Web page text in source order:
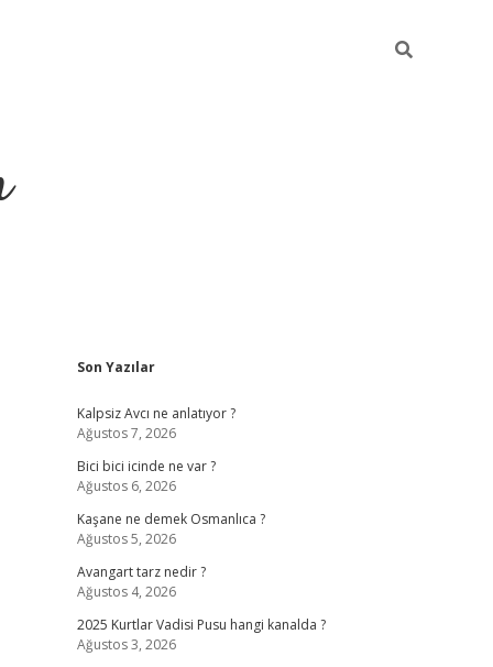
Sidebar
Son Yazılar
Kalpsiz Avcı ne anlatıyor ?
Ağustos 7, 2026
Bici bici icinde ne var ?
Ağustos 6, 2026
Kaşane ne demek Osmanlıca ?
Ağustos 5, 2026
Avangart tarz nedir ?
Ağustos 4, 2026
2025 Kurtlar Vadisi Pusu hangi kanalda ?
Ağustos 3, 2026